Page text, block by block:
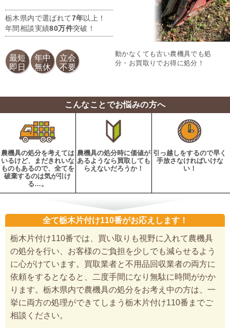
栃木県内で選ばれて7年以上！
年間相談実績80万件突破！
最短
即日
年中
無休
立会
不要
動かなくても古い農機具でも処
分・お買取りでお得に処分！
こんなことでお悩みの方へ
農機具の処分を考えては
いるけど、まだきれいな
ものもあるので、全てを
破棄するのは気が引け
る…。
農機具の処分時に価値が
あるようなら買取しても
らえないだろうか！
引っ越しをするので早く
手放さなければいけな
い！
全て栃木片付け110番がお応えします！
栃木片付け110番では、買い取りも視野に入れて農機具
の処分を行い、お客様のご負担を少しでも減らせるよう
に心がけています。買取業者と不用品回収業者の両方に
依頼をするとなると、二度手間になり無駄に時間がかか
ります。栃木県内で農機具の処分をお考え中の方は、一
挙に両方の処理ができてしまう栃木片付け110番までご
相談ください。